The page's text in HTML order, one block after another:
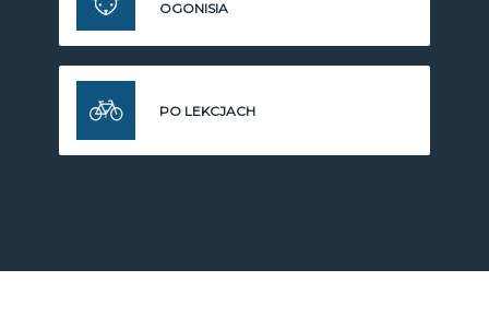
OGONISIA
PO LEKCJACH